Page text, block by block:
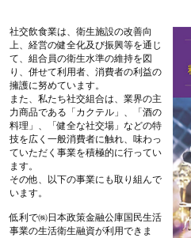
社交飲食業は、衛生施設の改善向
上、経営の健全化及び振興等を通じ
て、組合員の衛生水準の維持を図
り、併せて利用者、消費者の利益の
擁護に努めています。
また、私たち社交組合は、業界の主
力商品である「カクテル」、「酒の
料理」、「健全な社交場」などの特
技を広く一般消費者に触れ、味わっ
ていただく事業を積極的に行ってい
ます。
その他、以下の事業にも取り組んで
います。
低利で㈱日本政策金融公庫国民生活
事業の生活衛生融資が利用できま